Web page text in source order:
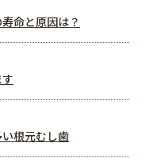
命と原因は？
根元むし歯